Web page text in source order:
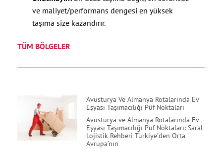
ve maliyet/performans dengesi en yüksek
taşıma size kazandırır.
TÜM BÖLGELER
Avusturya Ve Almanya Rotalarında Ev
Eşyası Taşımacılığı Püf Noktaları
Avusturya ve Almanya Rotalarında Ev
Eşyası Taşımacılığı Püf Noktaları: Saral
Lojistik Rehberi Türkiye’den Orta
Avrupa’nın